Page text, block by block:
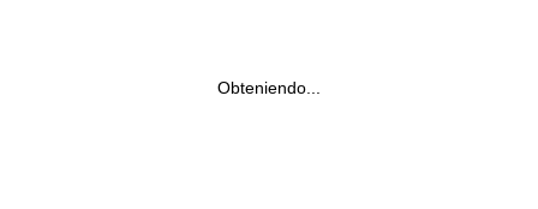
Obteniendo...